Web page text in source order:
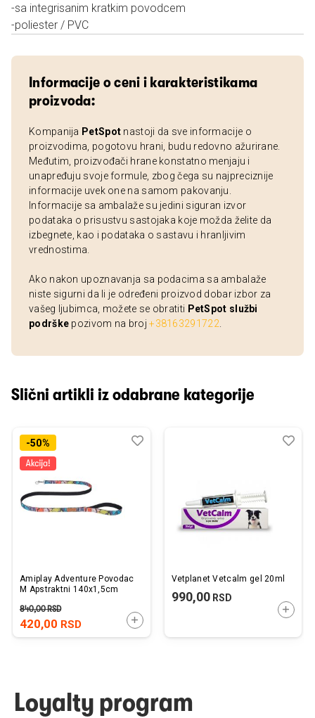
-sa integrisanim kratkim povodcem
-poliester / PVC
Informacije o ceni i karakteristikama
proizvoda:
Kompanija PetSpot nastoji da sve informacije o
proizvodima, pogotovu hrani, budu redovno ažurirane.
Međutim, proizvođači hrane konstatno menjaju i
unapređuju svoje formule, zbog čega su najpreciznije
informacije uvek one na samom pakovanju.
Informacije sa ambalaže su jedini siguran izvor
podataka o prisustvu sastojaka koje možda želite da
izbegnete, kao i podataka o sastavu i hranljivim
vrednostima.
Ako nakon upoznavanja sa podacima sa ambalaže
niste sigurni da li je određeni proizvod dobar izbor za
vašeg ljubimca, možete se obratiti PetSpot službi
podrške pozivom na broj+38163291722
Slični artikli iz odabrane kategorije
-50%
Amiplay Adventure Povodac
M Apstraktni 140x1,5cm
420,00 RSD
840,00RSD
DODAJTE U KORPU
Dodaj
Uporedi
Vetplanet Vetcalm gel 20ml
990,00RSD
Loyalty program